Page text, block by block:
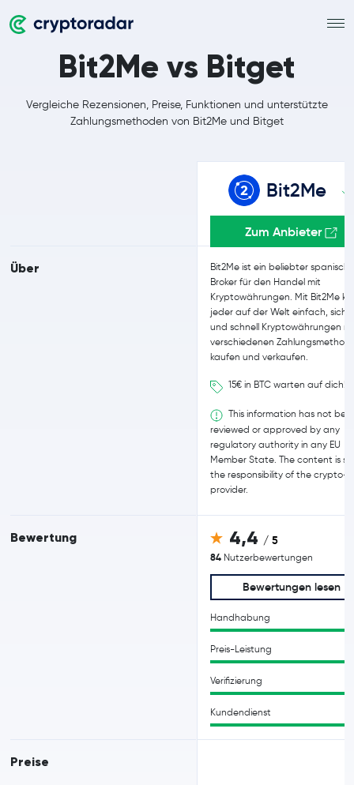
Bit2Me vs Bitget
Vergleiche Rezensionen, Preise, Funktionen und unterstützte
Zahlungsmethoden von Bit2Me und Bitget
Über
Bewertung
Preise
Bit2Me
Zum Anbieter
Bit2Me ist ein beliebter
Broker für den Handel mit
Kryptowährungen. Mit Bit2Me
jeder auf der Welt einfach,
und schnell Kryptowährungen
verschiedenen
kaufen und verkaufen.
15€ in BTC warten auf dich!
This information has not
reviewed or approved by any
regulatory authority in any EU
Member State. The content is
the responsibility of the crypto-
provider.
4,4 / 5
84 Nutzerbewertungen
Bewertungen lesen
Handhabung
Preis-Leistung
Verifizierung
Kundendienst